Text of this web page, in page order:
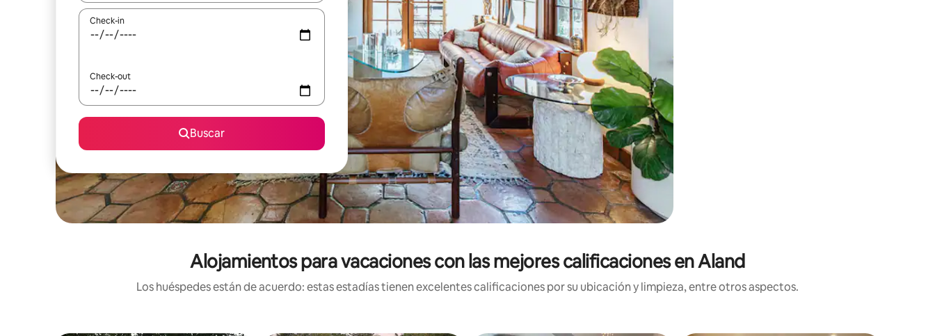
Check-in
Check-out
Buscar
Alojamientos para vacaciones con las mejores calificaciones en Aland
Los huéspedes están de acuerdo: estas estadías tienen excelentes calificaciones por su ubicación y limpieza, entre otros aspectos.